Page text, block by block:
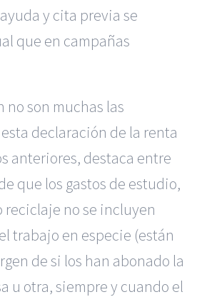
y cita previa se
que en campañas
no son muchas las
declaración de la renta
anteriores, destaca entre
que los gastos de estudio,
no se incluyen
trabajo en especie (están
de si los han abonado la
u otra, siempre y cuando el